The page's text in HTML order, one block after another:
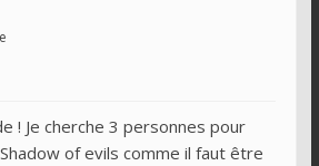
! Je cherche 3 personnes pour
of evils comme il faut être